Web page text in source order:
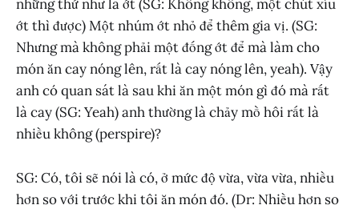
những thứ như là ớt (SG: Không không, một chút xíu
ớt thì được) Một nhúm ớt nhỏ để thêm gia vị. (SG:
Nhưng mà không phải một đống ớt để mà làm cho
món ăn cay nóng lên, rất là cay nóng lên, yeah). Vậy
anh có quan sát là sau khi ăn một món gì đó mà rất
là cay (SG: Yeah) anh thường là chảy mồ hôi rất là
nhiều không (perspire)?
SG: Có, tôi sẽ nói là có, ở mức độ vừa, vừa vừa, nhiều
hơn so với trước khi tôi ăn món đó. (Dr: Nhiều hơn so